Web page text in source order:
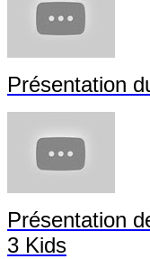
Présentation
Présentation
3 Kids